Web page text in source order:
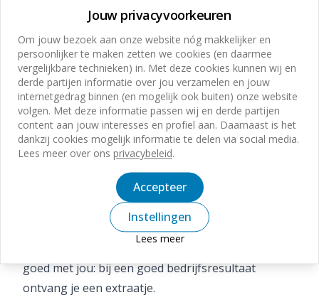
Mogelijkheid tot deelname aan het Lease a Bike-
Een goede pensioenregeling via Pensioenfonds
Metaal en Techniek;
Deelname aan het opleidingsprogramma van
Voskamp Beveiligingstechniek, waarin je continu
wordt geschoold in vakkennis, productkennis en
vaardigheden;
De ruimte om mee te denken en mee te werken
aan nieuwe technische ontwikkelingen,
procesverbetering of leuke personeelsactiviteiten;
Gezellige teamuitjes en vrijdagmiddagborrels;
goed met jou: bij een goed bedrijfsresultaat
ontvang je een extraatje.
Jouw privacyvoorkeuren
Om jouw bezoek aan onze website nóg makkelijker en
persoonlijker te maken zetten we cookies (en daarmee
vergelijkbare technieken) in. Met deze cookies kunnen wij en
derde partijen informatie over jou verzamelen en jouw
internetgedrag binnen (en mogelijk ook buiten) onze website
volgen. Met deze informatie passen wij en derde partijen
content aan jouw interesses en profiel aan. Daarnaast is het
dankzij cookies mogelijk informatie te delen via social media.
Lees meer over ons privacybeleid.
Accepteer
Instellingen
Lees meer